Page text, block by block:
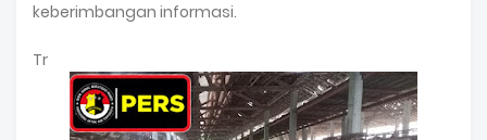
keberimbangan informasi.
Tr